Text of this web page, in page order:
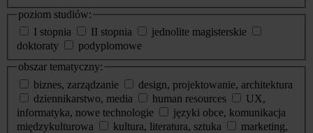
poziom studiów:
I stopnia
II stopnia
jednolite magisterskie
doktoraty
podyplomowe
obszar tematyczny:
biznes, zarządzanie
design, projektowanie, architektura
dziennikarstwo, media
human resources
UX,
informatyka, nowe technologie
języki obce, komunikacja
międzykulturowa
kultura, literatura, sztuka
marketing,